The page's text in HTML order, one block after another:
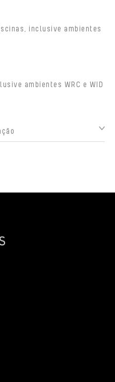
inclusive ambientes
ambientes WRC e WID